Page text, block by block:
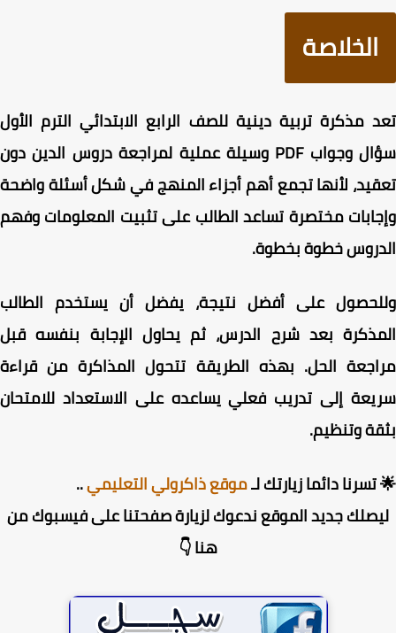
الخلاصة
مذكرة تربية دينية للصف الرابع الابتدائي الترم الأول
سؤال وجواب PDF وسيلة عملية لمراجعة دروس الدين دون
لأنها تجمع أهم أجزاء المنهج في شكل أسئلة واضحة
مختصرة تساعد الطالب على تثبيت المعلومات وفهم
خطوة بخطوة.
على أفضل نتيجة، يفضل أن يستخدم الطالب
بعد شرح الدرس، ثم يحاول الإجابة بنفسه قبل
الحل. بهذه الطريقة تتحول المذاكرة من قراءة
إلى تدريب فعلي يساعده على الاستعداد للامتحان
وتنظيم.
دائما زيارتك لـموقع ذاكرولي التعليمي..
جديد الموقع ندعوك لزيارة صفحتنا على فيسبوك من
هنا 👇